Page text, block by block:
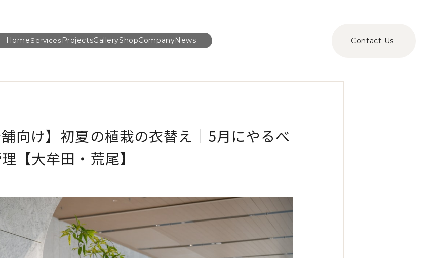
HomeServices ProjectsGalleryShopCompanyNews Contact Us
舗向け】初夏の植栽の衣替え｜5月にやるべ
【大牟田・荒尾】